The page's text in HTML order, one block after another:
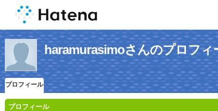
haramurasimoさんのプロフィ
プロフィール
プロフィール